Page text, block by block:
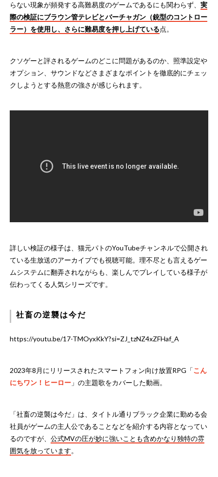
らない現象が頻発する高難易度のゲームであるにも関わらず、 実
際の検証にブラウン管テレビとバーチャガン（銃型のコントロー
ラー）を使用し、さらに難易度を押し上げている点。
クソゲーと評されるゲームのどこに問題があるのか、照準設定や
オプション、サウンドなどさまざまなポイントを徹底的にチェッ
クしようとする熱意の強さが感じられます。
詳しい検証の様子は、猫元パトのYouTubeチャンネルで公開され
ている生放送のアーカイブでも視聴可能。理不尽とも言えるゲー
ムシステムに翻弄されながらも、楽しんでプレイしている様子が
伝わってくる人気シリーズです。
社畜の逆襲は今だ
https://youtu.be/17-TMOyxKkY?si=ZJ_tzNZ4xZFHaf_A
2023年8月にリリースされたスマートフォン向け放置RPG「こん
にちワン！ヒーロー 」の主題歌をカバーした動画。
「社畜の逆襲は今だ」は、タイトル通りブラック企業に勤める会
社員がゲームの主人公であることなどを紹介する内容となってい
るのですが、 公式MVの圧が妙に強いことも含めかなり独特の雰
囲気を放っています。